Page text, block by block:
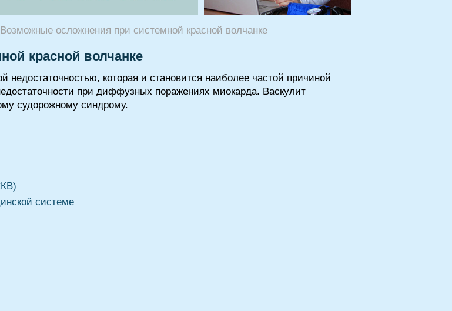
Возможные осложнения при системной красной волчанке
красной волчанке
которая и становится наиболее частой причиной
при диффузных поражениях миокарда. Васкулит
судорожному синдрому.
системе